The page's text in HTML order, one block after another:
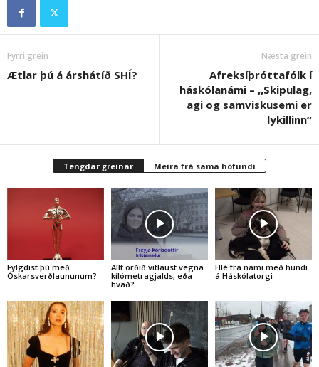
Fyrri grein
Ætlar þú á árshátíð SHÍ?
Næsta grein
Afreksíþróttafólk í
háskólanámi – ,,Skipulag,
agi og samviskusemi er
lykillinn“
Tengdar greinar Meira frá sama höfundi
Fylgdist þú með
Óskarsverðlaununum?
Allt orðið vitlaust vegna
kílómetragjalds, eða
hvað?
Hlé frá námi með hundi
á Háskólatorgi